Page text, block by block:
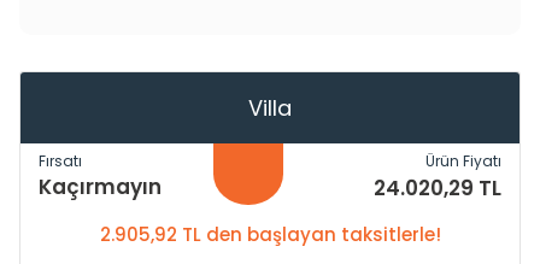
Villa
Fırsatı
Kaçırmayın
Ürün Fiyatı
24.020,29 TL
2.905,92 TL den başlayan taksitlerle!